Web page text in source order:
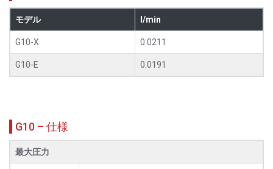
モデル l/min
G10-X 0.0211
G10-E 0.0191
G10 – 仕様
最大圧力